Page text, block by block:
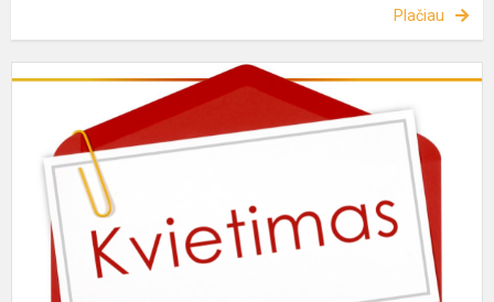
Plačiau